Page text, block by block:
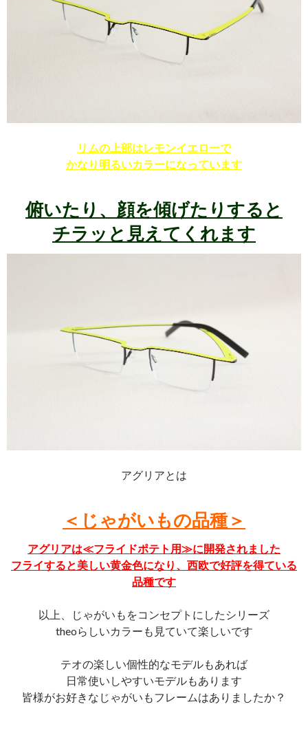
リムの上部はレモンイエローで
かなり明るいカラーになっています
俯いたり、顔を傾げたりすると
チラッと見えてくれます
アグリアとは
＜じゃがいもの品種＞
アグリアは≪フライドポテト用≫に開発されました
フライすると美しい黄金色になり、西欧で好評を得ている
品種です
以上、じゃがいもをコンセプトにしたシリーズ
theoらしいカラーも見ていて楽しいです
テオの楽しい個性的なモデルもあれば
日常使いしやすいモデルもあります
皆様がお好きなじゃがいもフレームはありましたか？